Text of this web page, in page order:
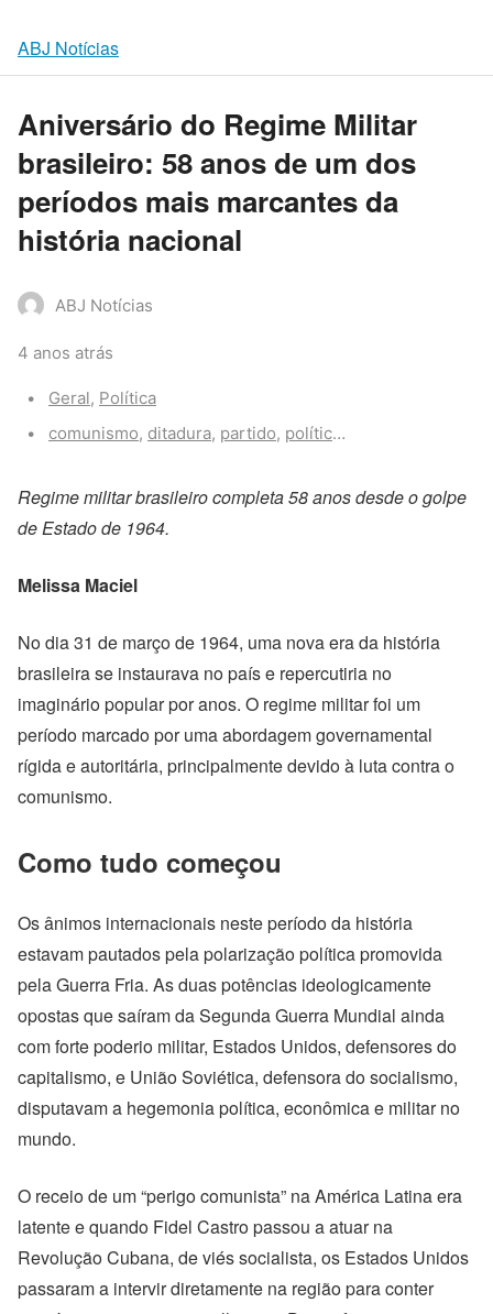
ABJ Notícias
Aniversário do Regime Militar
brasileiro: 58 anos de um dos
períodos mais marcantes da
história nacional
ABJ Notícias
4 anos atrás
Categories:
Geral, Política
Tags:
comunismo, ditadura, partido, política ,
Regime militar brasileiro completa 58 anos desde o golpe
de Estado de 1964.
Melissa Maciel
No dia 31 de março de 1964, uma nova era da história
brasileira se instaurava no país e repercutiria no
imaginário popular por anos. O regime militar foi um
período marcado por uma abordagem governamental
rígida e autoritária, principalmente devido à luta contra o
comunismo.
Como tudo começou
Os ânimos internacionais neste período da história
estavam pautados pela polarização política promovida
pela Guerra Fria. As duas potências ideologicamente
opostas que saíram da Segunda Guerra Mundial ainda
com forte poderio militar, Estados Unidos, defensores do
capitalismo, e União Soviética, defensora do socialismo,
disputavam a hegemonia política, econômica e militar no
mundo.
O receio de um “perigo comunista” na América Latina era
latente e quando Fidel Castro passou a atuar na
Revolução Cubana, de viés socialista, os Estados Unidos
passaram a intervir diretamente na região para conter